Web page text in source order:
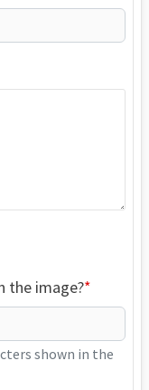
the image?
shown in the